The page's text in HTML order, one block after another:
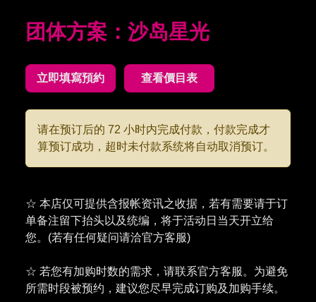
团体方案：沙岛星光
立即填寫預約 查看價目表
请在预订后的 72 小时内完成付款，付款完成才
算预订成功，超时未付款系统将自动取消预订。
☆ 本店仅可提供含报帐资讯之收据，若有需要请于订
单备注留下抬头以及统编，将于活动日当天开立给
您。(若有任何疑问请洽官方客服)
☆ 若您有加购时数的需求，请联系官方客服。为避免
所需时段被预约，建议您尽早完成订购及加购手续。